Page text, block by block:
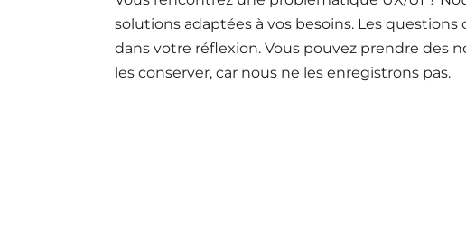
solutions adaptées à vos besoins. Les
dans votre réflexion. Vous pouvez prendre des
les conserver, car nous ne les enregistrons pas.